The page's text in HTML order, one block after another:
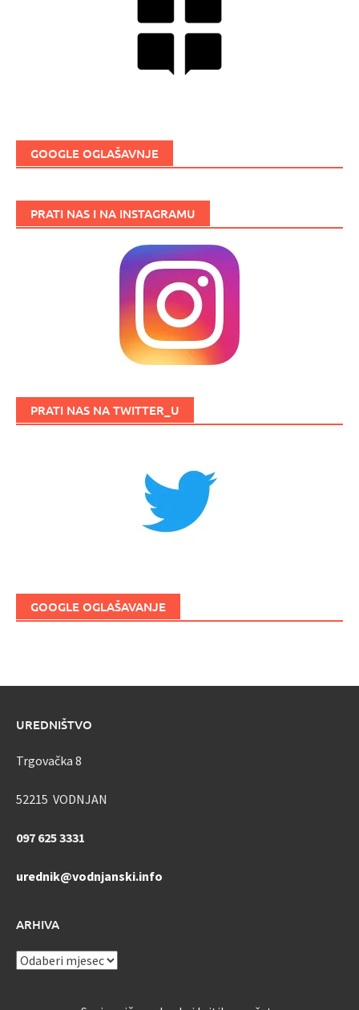
GOOGLE OGLAŠAVNJE
PRATI NAS I NA INSTAGRAMU
PRATI NAS NA TWITTER_U
GOOGLE OGLAŠAVANJE
UREDNIŠTVO
Trgovačka 8
52215 VODNJAN
097 625 3331
urednik@vodnjanski.info
ARHIVA
ARHIVA